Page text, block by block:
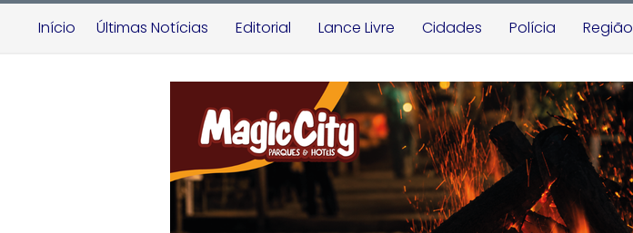
Início Últimas Notícias Editorial Lance Livre Cidades Polícia Região